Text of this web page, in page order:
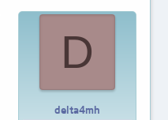
D
delta4mh